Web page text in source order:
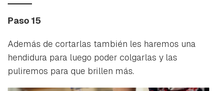
Paso 15
Además de cortarlas también les haremos una
hendidura para luego poder colgarlas y las
puliremos para que brillen más.